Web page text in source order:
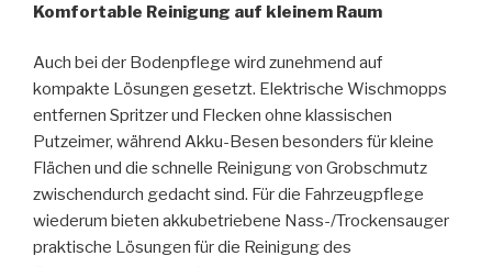
Komfortable Reinigung auf kleinem Raum
Auch bei der Bodenpflege wird zunehmend auf
kompakte Lösungen gesetzt. Elektrische Wischmopps
entfernen Spritzer und Flecken ohne klassischen
Putzeimer, während Akku-Besen besonders für kleine
Flächen und die schnelle Reinigung von Grobschmutz
zwischendurch gedacht sind. Für die Fahrzeugpflege
wiederum bieten akkubetriebene Nass-/Trockensauger
praktische Lösungen für die Reinigung des